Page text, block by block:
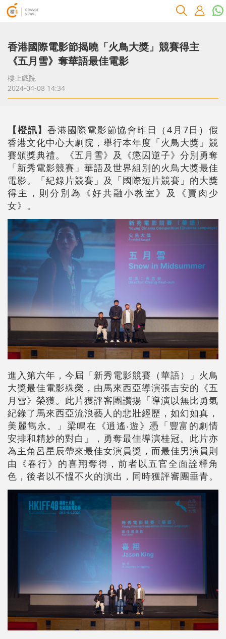
香港國際電影節揭曉「火鳥大獎」競賽得主
《五月雪》奪華語最佳電影
樓上戲院
2024-04-08 14:34
【橙訊】香港國際電影節協會昨日（4月7日）假
香港文化中心大劇院，舉行本年度「火鳥大獎」競
賽頒獎典禮。《五月雪》及《懲囚逆子》分別勇奪
「新秀電影競賽」華語及世界組別的火鳥大獎最佳
電影。「紀錄片競賽」及「國際短片競賽」的大獎
得主，則分別為《好共融小教室》及《賣肉少
女》。
進入第六年，今屆「新秀電影競賽（華語）」火鳥
大獎最佳電影殊榮，由馬來西亞導演張吉安的《五
月雪》榮獲。此片獲評審團讚揚「導演以無比勇氣
紀錄了馬來西亞流浪藝人的悲壯經歷，如幻如真，
美麗雋永。」梁鳴在《逍遙‧遊》憑「豐富的劇情
安排和精妙的對白」，勇奪最佳導演桂冠。此片亦
為主角呂星辰帶來最佳女演員獎，而最佳男演員則
由《春行》的喜翔奪得，前者以五官全面詮釋角
色，後者以不慍不火的演出，同時獲評審團垂青。